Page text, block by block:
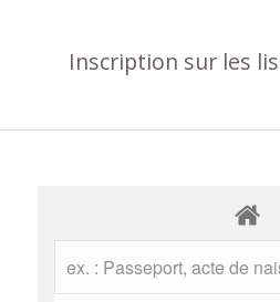
Inscription sur les